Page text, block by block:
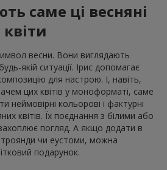
саме ці весняні
квіти
весни. Вони виглядають
якій ситуації. Ірис допомагає
для настрою. І, навіть,
цих квітів у моноформаті, саме
неймовірні кольорові і фактурні
квітів. Їх поєднання з білими або
погляд. А якщо додати в
троянди чи еустоми, можна
подарунок.